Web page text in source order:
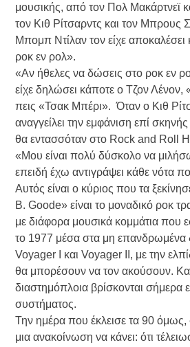
μουσικής, από τον Πολ Μακάρτνεϊ
τον Κιθ Ρίτσαρντς και τον Μπρους
Μπομπ Ντίλαν τον είχε
ροκ εν ρολ».
«Αν ήθελες να δώσεις στο ροκ εν
είχε δηλώσει κάποτε ο Τζον
πεις «Τσακ Μπέρι». Όταν ο Κιθ
αναγγείλει την εμφάνιση επί
θα εντασσόταν στο Rock and Roll
«Μου είναι πολύ δύσκολο να
επειδή έχω αντιγράψει κάθε νότα
Αυτός είναι ο κύριος που τα
B. Goode» είναι το μοναδικό ροκ
με διάφορα μουσικά κομμάτια που
το 1977 μέσα στα μη επανδρωμένα
Voyager I και Voyager II, με την
θα μπορέσουν να τον ακούσουν.
διαστημόπλοια βρίσκονται σήμερα
συστήματος.
Την ημέρα που έκλεισε τα 90 όμως,
μια ανακοίνωση να κάνει: ότι